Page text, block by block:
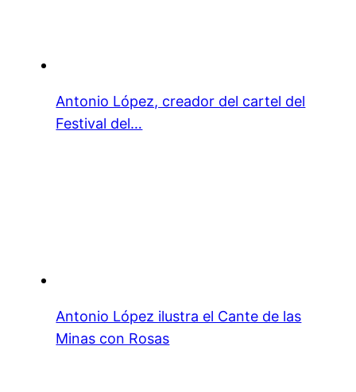
Antonio López, creador del cartel del
Festival del…
Antonio López ilustra el Cante de las
Minas con Rosas